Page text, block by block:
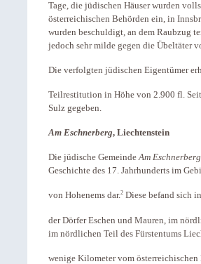
Tage, die jüdischen Häuser wurden
österreichischen Behörden ein, in
wurden beschuldigt, an dem Raubzug
jedoch sehr milde gegen die Übeltäter
Die verfolgten jüdischen Eigentümer
Teilrestitution in Höhe von 2.900 fl.
Sulz gegeben.
Am Eschnerberg, Liechtenstein
Die jüdische GemeindeAm Eschnerberg
Geschichte des 17. Jahrhunderts im
von Hohenems dar.2 Diese befand sich
der Dörfer Eschen und Mauren, im
im nördlichen Teil des Fürstentums
wenige Kilometer vom